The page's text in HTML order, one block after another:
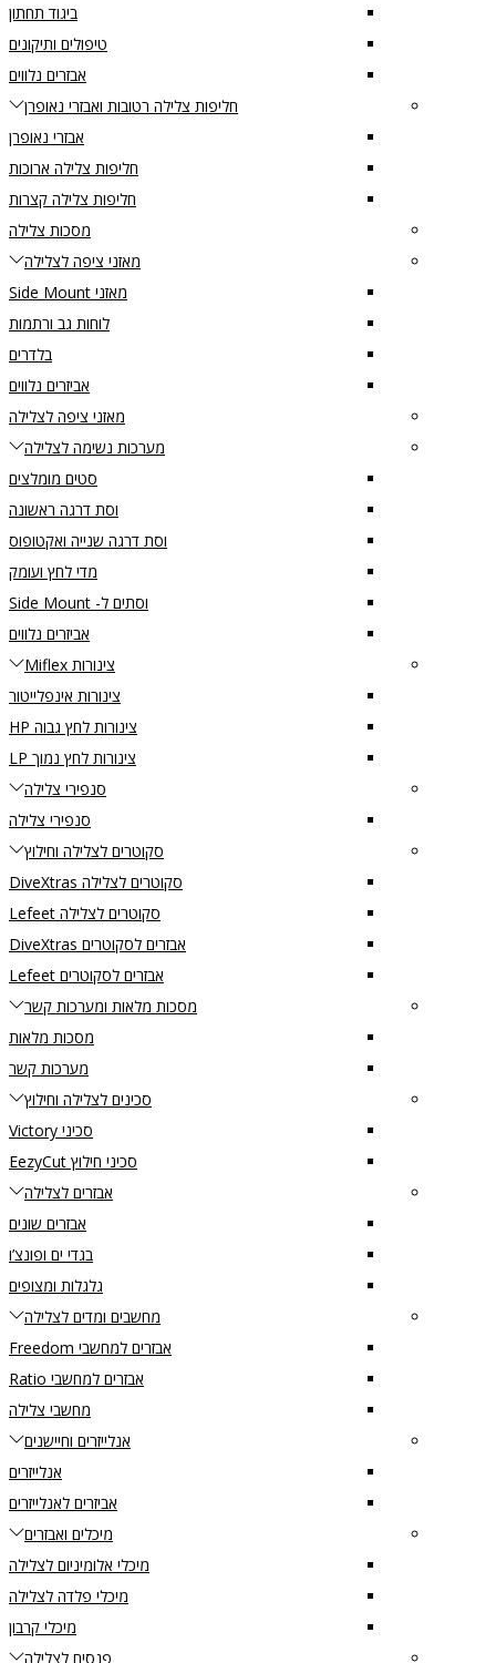
ביגוד תחתון
טיפולים ותיקונים
אבזרים נלווים
חליפות צלילה רטובות ואבזרי נאופרן
אבזרי נאופרן
חליפות צלילה ארוכות
חליפות צלילה קצרות
מסכות צלילה
מאזני ציפה לצלילה
מאזני Side Mount
לוחות גב ורתמות
בלדרים
אביזרים נלווים
מאזני ציפה לצלילה
מערכות נשימה לצלילה
סטים מומלצים
וסת דרגה ראשונה
וסת דרגה שנייה ואקטופוס
מדי לחץ ועומק
וסתים ל- Side Mount
אביזרים נלווים
צינורות Miflex
צינורות אינפלייטור
צינורות לחץ גבוה HP
צינורות לחץ נמוך LP
סנפירי צלילה
סנפירי צלילה
סקוטרים לצלילה וחילוץ
סקוטרים לצלילה DiveXtras
סקוטרים לצלילה Lefeet
אבזרים לסקוטרים DiveXtras
אבזרים לסקוטרים Lefeet
מסכות מלאות ומערכות קשר
מסכות מלאות
מערכות קשר
סכינים לצלילה וחילוץ
סכיני Victory
סכיני חילוץ EezyCut
אבזרים לצלילה
אבזרים שונים
בגדי ים ופונצ’ו
גלגלות ומצופים
מחשבים ומדים לצלילה
אבזרים למחשבי Freedom
אבזרים למחשבי Ratio
מחשבי צלילה
אנלייזרים וחיישנים
אנלייזרים
אביזרים לאנלייזרים
מיכלים ואבזרים
מיכלי אלומיניום לצלילה
מיכלי פלדה לצלילה
מיכלי קרבון
פנסים לצלילה